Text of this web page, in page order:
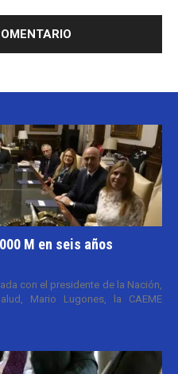
M en seis años
con el presidente de la Nación,
Mario Lugones, la CAEME